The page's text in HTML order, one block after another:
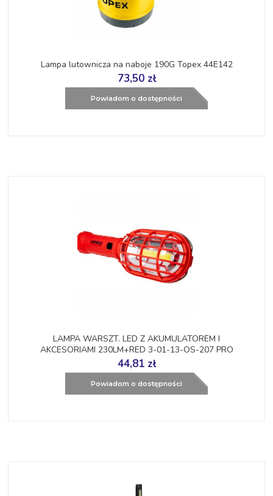
Lampa lutownicza na naboje 190G Topex 44E142
73,50 zł
Powiadom o dostępności
LAMPA WARSZT. LED Z AKUMULATOREM I
AKCESORIAMI 230LM+RED 3-01-13-OS-207 PRO
44,81 zł
Powiadom o dostępności